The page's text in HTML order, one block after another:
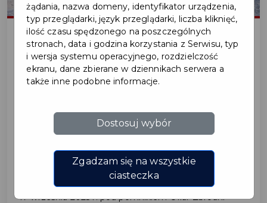
2025-09-18
SOWIECKIEJ NA POLSKĘ
I ŚWIATOWY DZIEŃ
SYBIRAKA
17 września 2025 r. pod pomnikiem Ofiar Zbrodni
żądania, nazwa domeny, identyfikator urządzenia,
typ przeglądarki, język przeglądarki, liczba kliknięć,
ilość czasu spędzonego na poszczególnych
stronach, data i godzina korzystania z Serwisu, typ
i wersja systemu operacyjnego, rozdzielczość
ekranu, dane zbierane w dziennikach serwera a
także inne podobne informacje.
Dostosuj wybór
Zgadzam się na wszystkie
ciasteczka